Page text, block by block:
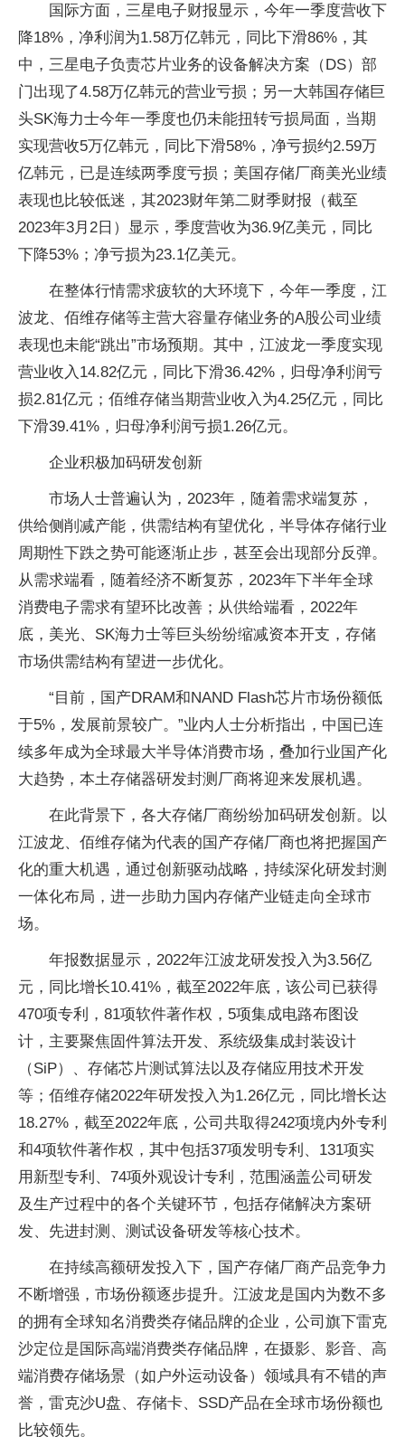
国际方面，三星电子财报显示，今年一季度营收下
降18%，净利润为1.58万亿韩元，同比下滑86%，其
中，三星电子负责芯片业务的设备解决方案（DS）部
门出现了4.58万亿韩元的营业亏损；另一大韩国存储巨
头SK海力士今年一季度也仍未能扭转亏损局面，当期
实现营收5万亿韩元，同比下滑58%，净亏损约2.59万
亿韩元，已是连续两季度亏损；美国存储厂商美光业绩
表现也比较低迷，其2023财年第二财季财报（截至
2023年3月2日）显示，季度营收为36.9亿美元，同比
下降53%；净亏损为23.1亿美元。
在整体行情需求疲软的大环境下，今年一季度，江
波龙、佰维存储等主营大容量存储业务的A股公司业绩
表现也未能“跳出”市场预期。其中，江波龙一季度实现
营业收入14.82亿元，同比下滑36.42%，归母净利润亏
损2.81亿元；佰维存储当期营业收入为4.25亿元，同比
下滑39.41%，归母净利润亏损1.26亿元。
企业积极加码研发创新
市场人士普遍认为，2023年，随着需求端复苏，
供给侧削减产能，供需结构有望优化，半导体存储行业
周期性下跌之势可能逐渐止步，甚至会出现部分反弹。
从需求端看，随着经济不断复苏，2023年下半年全球
消费电子需求有望环比改善；从供给端看，2022年
底，美光、SK海力士等巨头纷纷缩减资本开支，存储
市场供需结构有望进一步优化。
“目前，国产DRAM和NAND Flash芯片市场份额低
于5%，发展前景较广。”业内人士分析指出，中国已连
续多年成为全球最大半导体消费市场，叠加行业国产化
大趋势，本土存储器研发封测厂商将迎来发展机遇。
在此背景下，各大存储厂商纷纷加码研发创新。以
江波龙、佰维存储为代表的国产存储厂商也将把握国产
化的重大机遇，通过创新驱动战略，持续深化研发封测
一体化布局，进一步助力国内存储产业链走向全球市
场。
年报数据显示，2022年江波龙研发投入为3.56亿
元，同比增长10.41%，截至2022年底，该公司已获得
470项专利，81项软件著作权，5项集成电路布图设
计，主要聚焦固件算法开发、系统级集成封装设计
（SiP）、存储芯片测试算法以及存储应用技术开发
等；佰维存储2022年研发投入为1.26亿元，同比增长达
18.27%，截至2022年底，公司共取得242项境内外专利
和4项软件著作权，其中包括37项发明专利、131项实
用新型专利、74项外观设计专利，范围涵盖公司研发
及生产过程中的各个关键环节，包括存储解决方案研
发、先进封测、测试设备研发等核心技术。
在持续高额研发投入下，国产存储厂商产品竞争力
不断增强，市场份额逐步提升。江波龙是国内为数不多
的拥有全球知名消费类存储品牌的企业，公司旗下雷克
沙定位是国际高端消费类存储品牌，在摄影、影音、高
端消费存储场景（如户外运动设备）领域具有不错的声
誉，雷克沙U盘、存储卡、SSD产品在全球市场份额也
比较领先。